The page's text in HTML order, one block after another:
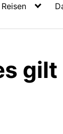
Reisen
gilt